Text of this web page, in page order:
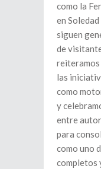
como la
en
siguen
de
las
como
y
entre
para
como uno
completos